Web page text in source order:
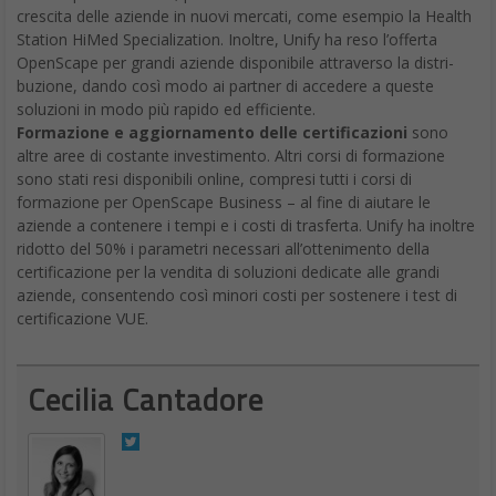
crescita delle aziende in nuovi mercati, come esempio la Health
Station HiMed Specialization. Inoltre, Unify ha reso l’offerta
OpenScape per grandi aziende disponibile attraverso la distri-
buzione, dando così modo ai partner di accedere a queste
soluzioni in modo più rapido ed efficiente.
Formazione e aggiornamento delle certificazioni sono
altre aree di costante investimento. Altri corsi di formazione
sono stati resi disponibili online, compresi tutti i corsi di
formazione per OpenScape Business – al fine di aiutare le
aziende a contenere i tempi e i costi di trasferta. Unify ha inoltre
ridotto del 50% i parametri necessari all’ottenimento della
certificazione per la vendita di soluzioni dedicate alle grandi
aziende, consentendo così minori costi per sostenere i test di
certificazione VUE.
Cecilia Cantadore